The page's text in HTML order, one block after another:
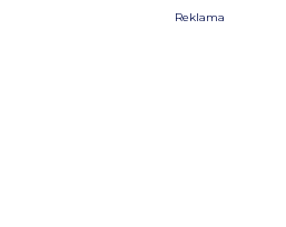
Reklama